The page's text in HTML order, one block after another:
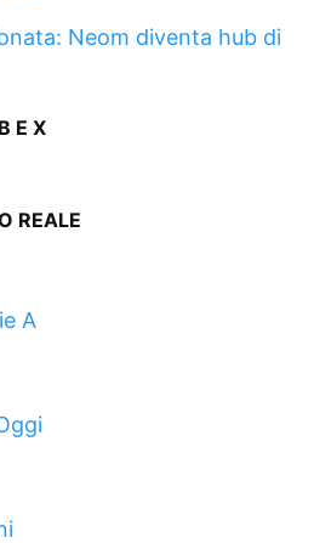
Neom diventa hub di
E X
REALE
A